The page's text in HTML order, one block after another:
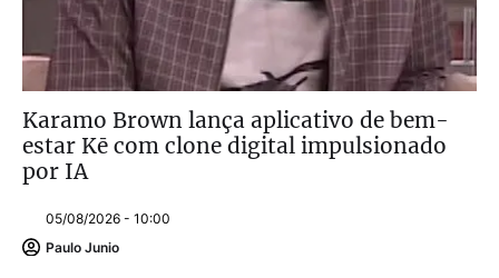
Karamo Brown lança aplicativo de bem-
estar Kē com clone digital impulsionado
por IA
05/08/2026 - 10:00
Paulo Junio